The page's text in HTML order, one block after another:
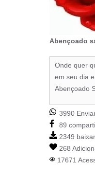
Abençoado
Onde quer
em seu dia
Abençoado
3990
89
2349
268
17671